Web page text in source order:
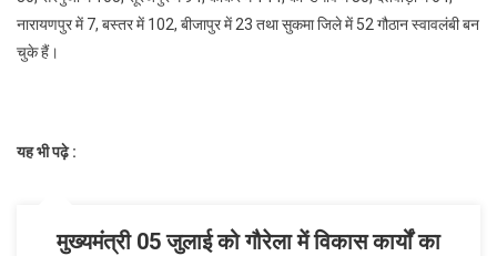
नारायणपुर में 7, बस्तर में 102, बीजापुर में 23 तथा सुकमा जिले में 52 गौठान स्वावलंबी बन
चुके हैं।
यह भी पढ़े :
मुख्यमंत्री 05 जुलाई को गौरेला में विकास कार्यों का